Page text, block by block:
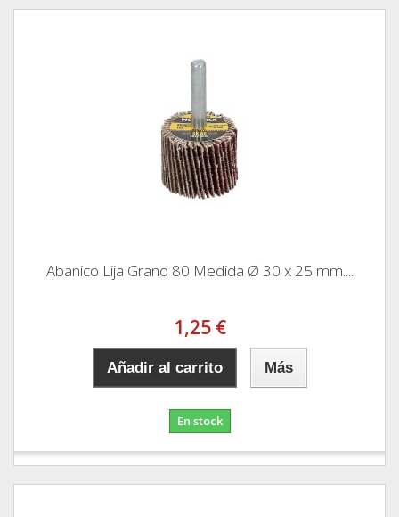
Abanico Lija Grano 80 Medida Ø 30 x 25 mm....
1,25 €
Añadir al carrito Más
En stock